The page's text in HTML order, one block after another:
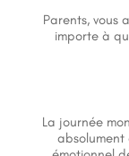
Parents, vous
importe à
La journée
absolument